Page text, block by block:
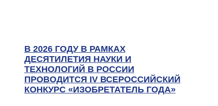
В 2026 ГОДУ В РАМКАХ
ДЕСЯТИЛЕТИЯ НАУКИ И
ТЕХНОЛОГИЙ В РОССИИ
ПРОВОДИТСЯ IV ВСЕРОССИЙСКИЙ
КОНКУРС «ИЗОБРЕТАТЕЛЬ ГОДА»